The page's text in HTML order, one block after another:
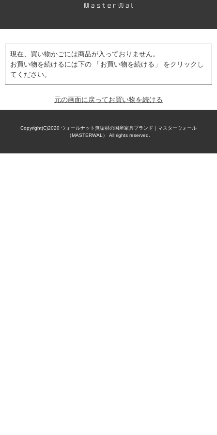
現在、買い物かごには商品が入っておりません。
お買い物を続けるには下の 「お買い物を続ける」 をクリックし
てください。
元の画面に戻ってお買い物を続ける
Copyright(C)2020 ウォールナット無垢材の国産家具ブランド｜マスターウォール
（MASTERWAL） All rights reserved.